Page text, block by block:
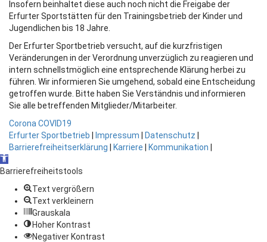
Insofern beinhaltet diese auch noch nicht die Freigabe der
Erfurter Sportstätten für den Trainingsbetrieb der Kinder und
Jugendlichen bis 18 Jahre.
Der Erfurter Sportbetrieb versucht, auf die kurzfristigen
Veränderungen in der Verordnung unverzüglich zu reagieren und
intern schnellstmöglich eine entsprechende Klärung herbei zu
führen. Wir informieren Sie umgehend, sobald eine Entscheidung
getroffen wurde. Bitte haben Sie Verständnis und informieren
Sie alle betreffenden Mitglieder/Mitarbeiter.
Corona COVID19
Erfurter Sportbetrieb
Impressum Datenschutz
Barrierefreiheitserklärung
Karriere Kommunikation
Open
toolbar
Barrierefreiheitstools
Text vergrößern
Text verkleinern
Grauskala
Hoher Kontrast
Negativer Kontrast